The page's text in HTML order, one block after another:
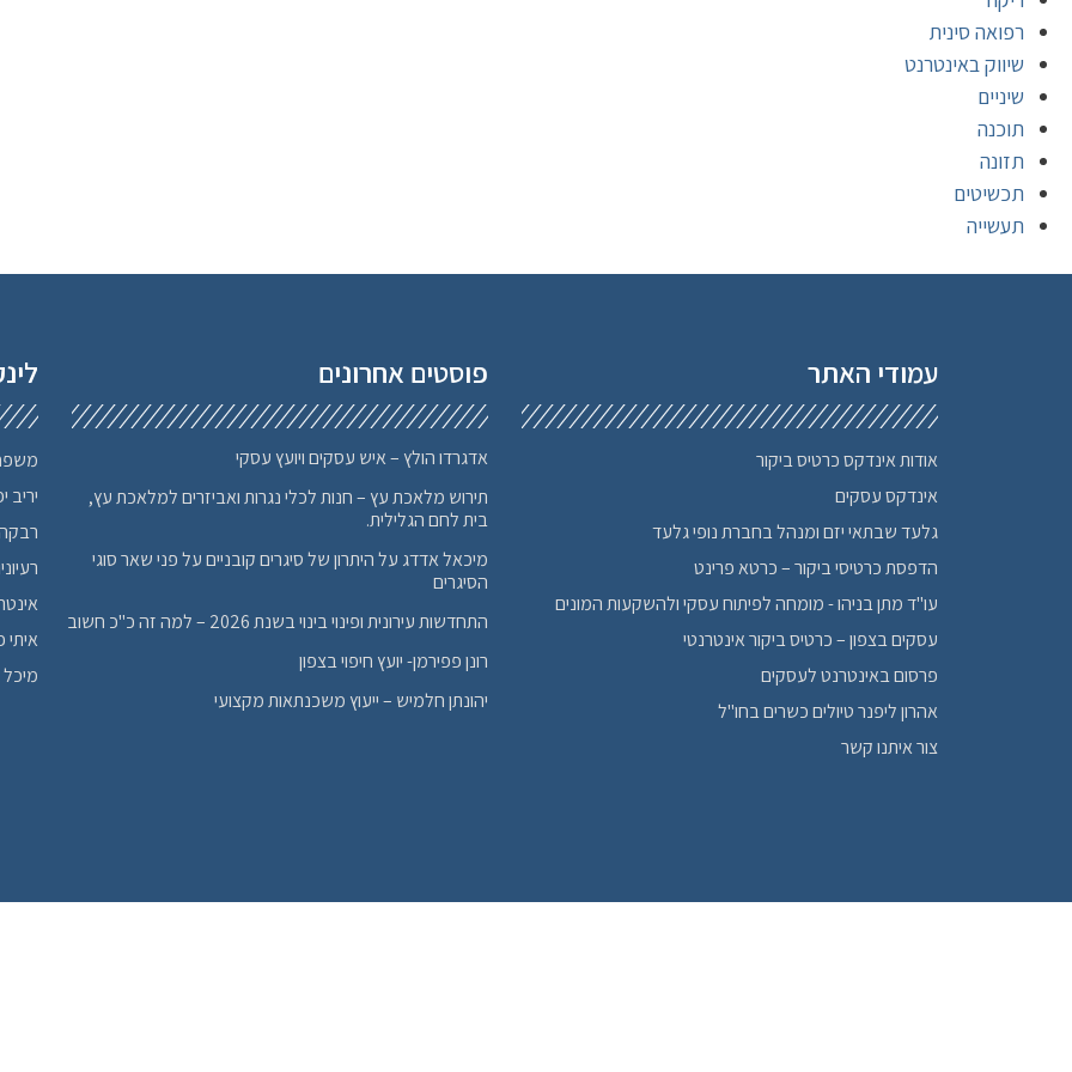
רפואה סינית
שיווק באינטרנט
שיניים
תוכנה
תזונה
תכשיטים
תעשייה
עמודי האתר
אודות אינדקס כרטיס ביקור
אינדקס עסקים
גלעד שבתאי יזם ומנהל בחברת נופי גלעד
הדפסת כרטיסי ביקור – כרטא פרינט
עו"ד מתן בניהו - מומחה לפיתוח עסקי ולהשקעות המונים
עסקים בצפון – כרטיס ביקור אינטרנטי
פרסום באינטרנט לעסקים
אהרון ליפנר טיולים כשרים בחו"ל
צור איתנו קשר
פוסטים אחרונים
אדגרדו הולץ – איש עסקים ויועץ עסקי
תירוש מלאכת עץ – חנות לכלי נגרות ואביזרים למלאכת עץ,
בית לחם הגלילית.
מיכאל אדדג על היתרון של סיגרים קובניים על פני שאר סוגי
הסיגרים
התחדשות עירונית ופינוי בינוי בשנת 2026 – למה זה כ"כ חשוב
רונן פפירמן- יועץ חיפוי בצפון
יהונתן חלמיש – ייעוץ משכנתאות מקצועי
יריב
איתי